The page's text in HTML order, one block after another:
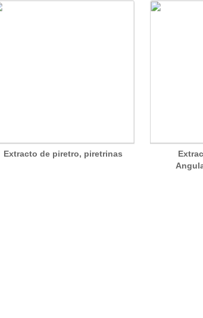
Extracto de piretro, piretrinas